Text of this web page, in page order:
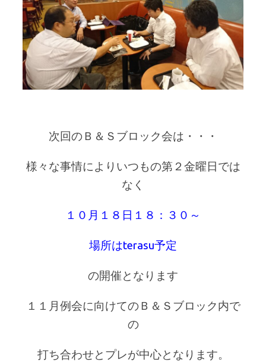
次回のＢ＆Ｓブロック会は・・・
様々な事情によりいつもの第２金曜日では
なく
１０月１８日１８：３０～
場所はterasu予定
の開催となります
１１月例会に向けてのＢ＆Ｓブロック内で
の
打ち合わせとプレが中心となります。